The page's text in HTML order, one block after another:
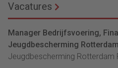
Vacatures
Manager Bedrijfsvoering,
Jeugdbescherming
Jeugdbescherming Rotterdam